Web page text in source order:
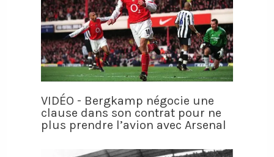
VIDÉO - Bergkamp négocie une
clause dans son contrat pour ne
plus prendre l’avion avec Arsenal